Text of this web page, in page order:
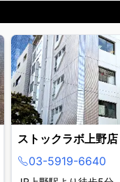
ストックラボ上野店
03-5919-6640